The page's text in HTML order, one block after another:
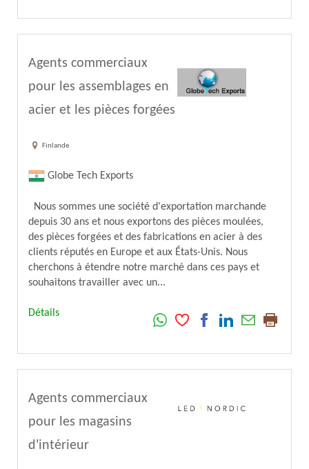
Agents commerciaux
pour les assemblages en
acier et les pièces forgées
Finlande
Globe Tech Exports
Nous sommes une société d'exportation marchande
depuis 30 ans et nous exportons des pièces moulées,
des pièces forgées et des fabrications en acier à des
clients réputés en Europe et aux États-Unis. Nous
cherchons à étendre notre marché dans ces pays et
souhaitons travailler avec un...
Détails
Agents commerciaux
pour les magasins
d'intérieur